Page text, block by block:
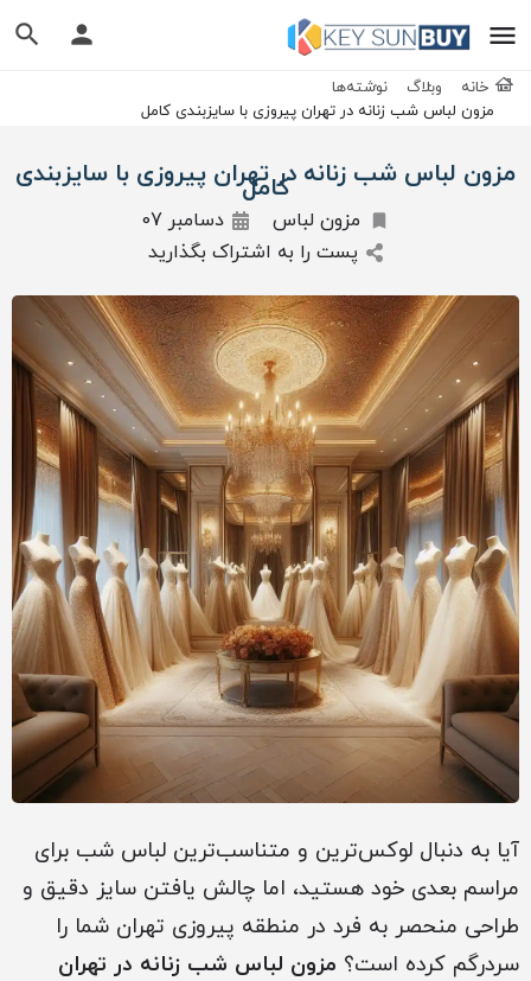
خانه وبلاگ
نوشته‌ها
مزون لباس شب زنانه در تهران پیروزی با سایزبندی کامل
مزون لباس شب زنانه در تهران پیروزی با سایزبندی
کامل
مزون لباس
دسامبر 07
پست را به اشتراک بگذارید
آیا به دنبال لوکس‌ترین و متناسب‌ترین لباس شب برای
مراسم بعدی خود هستید، اما چالش یافتن سایز دقیق و
طراحی منحصر به فرد در منطقه پیروزی تهران شما را
سردرگم کرده است؟ مزون لباس شب زنانه در تهران